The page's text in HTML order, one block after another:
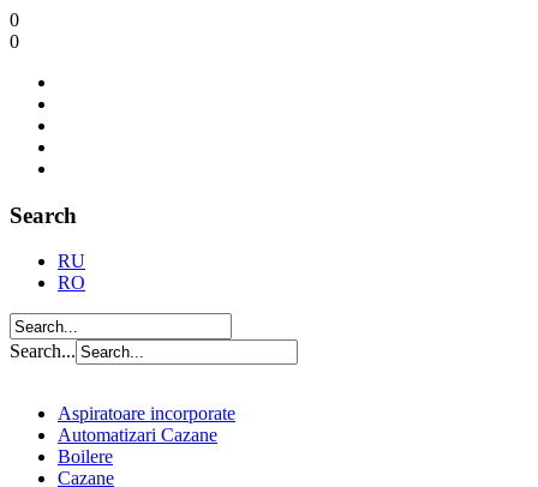
0
0
Search
RU
RO
Search...
Aspiratoare incorporate
Automatizari Cazane
Boilere
Cazane